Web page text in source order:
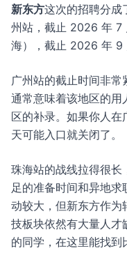
新东方这次的招聘分成
州站，截止 2026 年 7
海），截止 2026 年 9
广州站的截止时间非常
通常意味着该地区的用
区的补录。如果你人
天可能入口就关闭了。
珠海站的战线拉得很
足的准备时间和异地
动较大，但新东方作为
技板块依然有大量人才
的同学，在这里能找到